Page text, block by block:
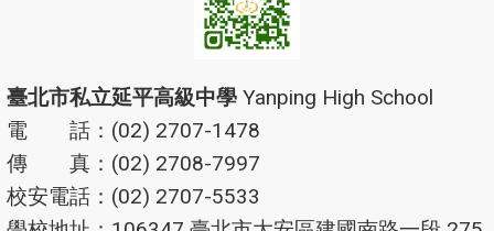
臺北市私立延平高級中學 Yanping High School
電 話：(02) 2707-1478
傳 真：(02) 2708-7997
校安電話：(02) 2707-5533